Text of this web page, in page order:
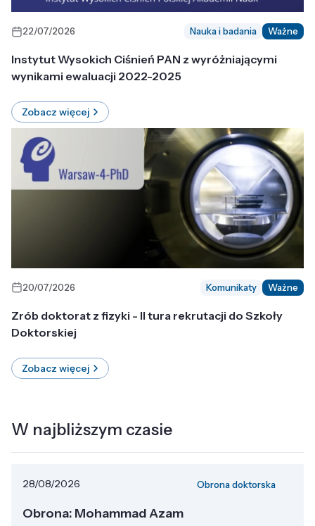
22/07/2026 Nauka i badania Ważne
Instytut Wysokich Ciśnień PAN z wyróżniającymi
wynikami ewaluacji 2022-2025
Zobacz więcej
20/07/2026 Komunikaty Ważne
Zrób doktorat z fizyki - II tura rekrutacji do Szkoły
Doktorskiej
Zobacz więcej
W najbliższym czasie
28/08/2026 Obrona doktorska
Obrona: Mohammad Azam